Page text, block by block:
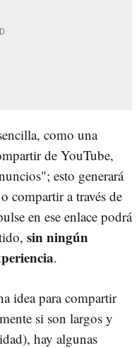
como una
de YouTube,
esto generará
compartir a través de
en ese enlace podrá
sin ningún
.
idea para compartir
si son largos y
hay algunas